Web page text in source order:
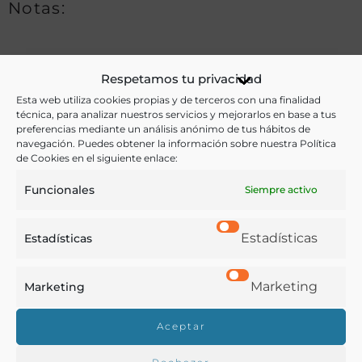
Respetamos tu privacidad
Esta web utiliza cookies propias y de terceros con una finalidad
técnica, para analizar nuestros servicios y mejorarlos en base a tus
preferencias mediante un análisis anónimo de tus hábitos de
navegación. Puedes obtener la información sobre nuestra Política
de Cookies en el siguiente enlace:
Funcionales Siempre activo
Estadísticas Estadísticas
Marketing Marketing
Aceptar
Notas:
Ver más libros de estas materias:
Aceites, Agricultura ,Economía y Comercio ,Industria y
Tecnología ,Medicina
Ver más libros con las palabras clave:
Buscar en la biblioteca